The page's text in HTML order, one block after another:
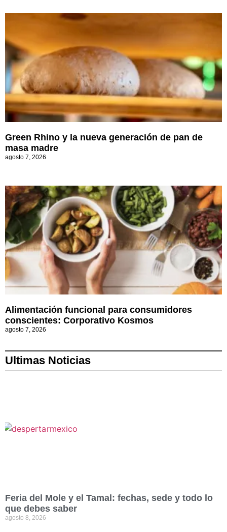
Green Rhino y la nueva generación de pan de
masa madre
agosto 7, 2026
Alimentación funcional para consumidores
conscientes: Corporativo Kosmos
agosto 7, 2026
Ultimas Noticias
Feria del Mole y el Tamal: fechas, sede y todo lo
que debes saber
agosto 8, 2026